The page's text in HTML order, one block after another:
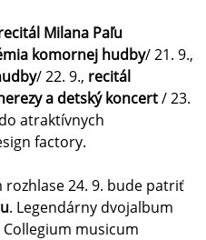
Milana Paľu
komornej hudby/ 21. 9.,
/ 22. 9., recitál
a detský koncert/ 23.
atraktívnych
factory.
rozhlase 24. 9. bude patriť
. Legendárny dvojalbum
musicum